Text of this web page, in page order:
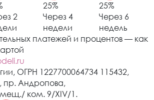
2
25%
Через 4
недели
25%
Через 6
недель
платежей и процентов — как
ОГРН 1227700064734 115432,
пр. Андропова,
ком. 9/XIV/1.